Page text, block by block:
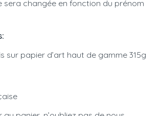
sera changée en fonction du prénom
sur papier d’art haut de gamme 315g